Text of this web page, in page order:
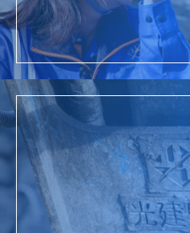
詳細を
お問